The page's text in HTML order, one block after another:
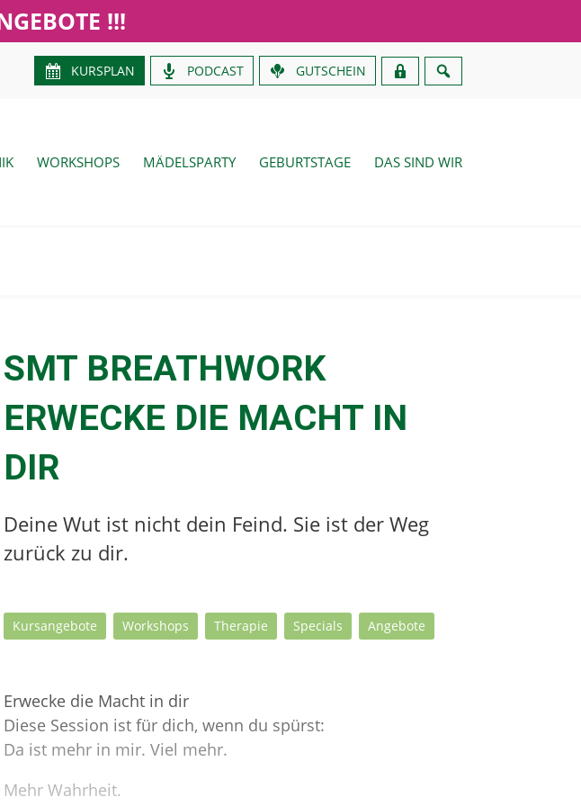
!!!
KURSPLAN PODCAST GUTSCHEIN
WORKSHOPS MÄDELSPARTY GEBURTSTAGE DAS SIND WIR
SMT BREATHWORK
ERWECKE DIE MACHT IN
DIR
Deine Wut ist nicht dein Feind. Sie ist der Weg
zurück zu dir.
Kursangebote Workshops Therapie Specials Angebote
Erwecke die Macht in dir
Diese Session ist für dich, wenn du spürst:
Da ist mehr in mir. Viel mehr.
Mehr Wahrheit.